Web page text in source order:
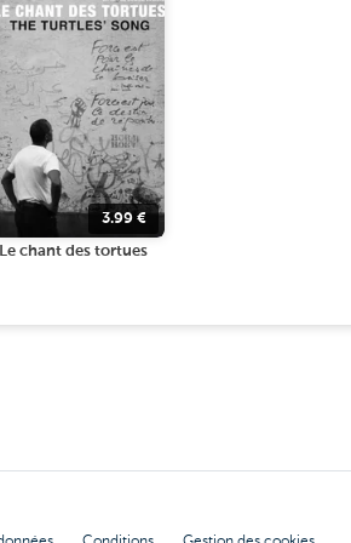
3.99 €
Le chant des tortues